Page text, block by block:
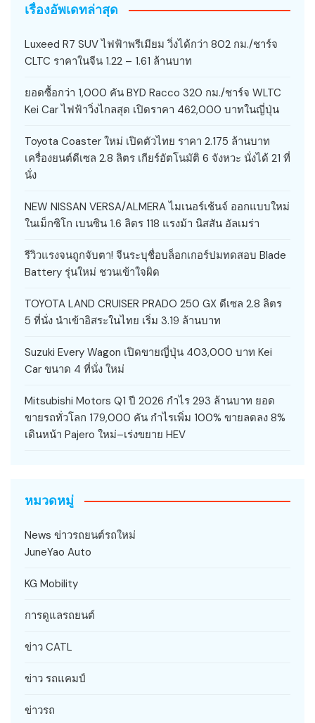
เรื่องอัพเดทล่าสุด
Luxeed R7 SUV ไฟฟ้าพรีเมียม วิ่งได้กว่า 802 กม./ชาร์จ
CLTC ราคาในจีน 1.22 – 1.61 ล้านบาท
ยอดซื้อกว่า 1,000 คัน BYD Racco 320 กม./ชาร์จ WLTC
Kei Car ไฟฟ้าวิ่งไกลสุด เปิดราคา 462,000 บาทในญี่ปุ่น
Toyota Coaster ใหม่ เปิดตัวไทย ราคา 2.175 ล้านบาท
เครื่องยนต์ดีเซล 2.8 ลิตร เกียร์อัตโนมัติ 6 จังหวะ นั่งได้ 21 ที่
นั่ง
NEW NISSAN VERSA/ALMERA ไมเนอร์เช้นจ์ ออกแบบใหม่
ในเม็กซิโก เบนซิน 1.6 ลิตร 118 แรงม้า นิสสัน อัลเมร่า
รีวิวแรงจนถูกจับตา! จีนระบุชื่อบล็อกเกอร์ปมทดสอบ Blade
Battery รุ่นใหม่ ชวนเข้าใจผิด
TOYOTA LAND CRUISER PRADO 250 GX ดีเซล 2.8 ลิตร
5 ที่นั่ง นำเข้าอิสระในไทย เริ่ม 3.19 ล้านบาท
Suzuki Every Wagon เปิดขายญี่ปุ่น 403,000 บาท Kei
Car ขนาด 4 ที่นั่ง ใหม่
Mitsubishi Motors Q1 ปี 2026 กำไร 293 ล้านบาท ยอด
ขายรถทั่วโลก 179,000 คัน กำไรเพิ่ม 100% ขายลดลง 8%
เดินหน้า Pajero ใหม่–เร่งขยาย HEV
หมวดหมู่
News ข่าวรถยนต์รถใหม่
JuneYao Auto
KG Mobility
การดูแลรถยนต์
ข่าว CATL
ข่าว รถแคมป์
ข่าวรถ